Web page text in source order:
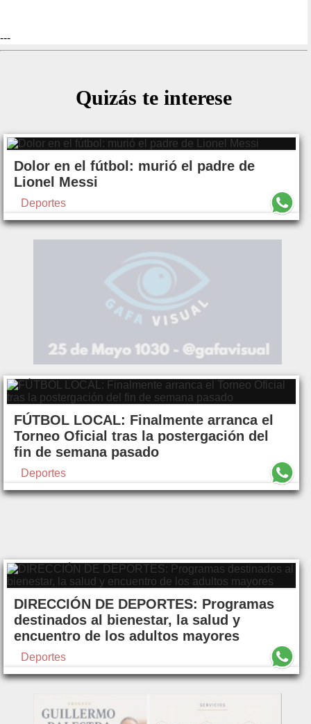
---
Quizás te interese
Dolor en el fútbol: murió el padre de
Lionel Messi
Deportes
FÚTBOL LOCAL: Finalmente arranca el
Torneo Oficial tras la postergación del
fin de semana pasado
Deportes
DIRECCIÓN DE DEPORTES: Programas
destinados al bienestar, la salud y
encuentro de los adultos mayores
Deportes